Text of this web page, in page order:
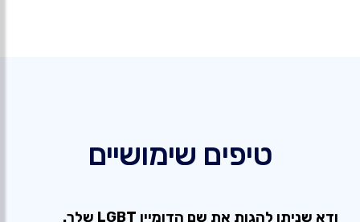
טיפים שימושיים
ודא שניתן להגות את שם הדומיין LGBT שלך.